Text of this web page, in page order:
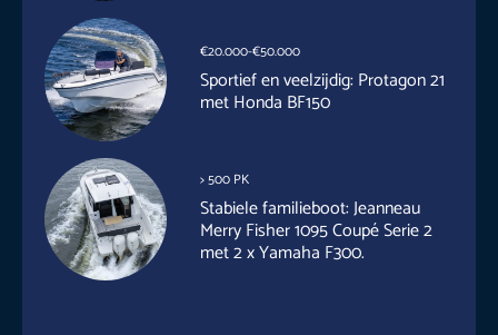
€20.000-€50.000
Sportief en veelzijdig: Protagon 21
met Honda BF150
> 500 PK
Stabiele familieboot: Jeanneau
Merry Fisher 1095 Coupé Serie 2
met 2 x Yamaha F300.